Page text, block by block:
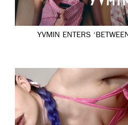
YVMIN ENTERS